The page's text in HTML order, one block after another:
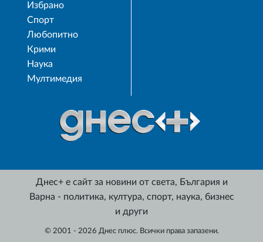
Избрано
Спорт
Любопитно
Крими
Наука
Мултимедия
Днес+ е сайт за новини от света, България и
Варна - политика, култура, спорт, наука, бизнес
и други
© 2001 - 2026 Днес плюс. Всички права запазени.